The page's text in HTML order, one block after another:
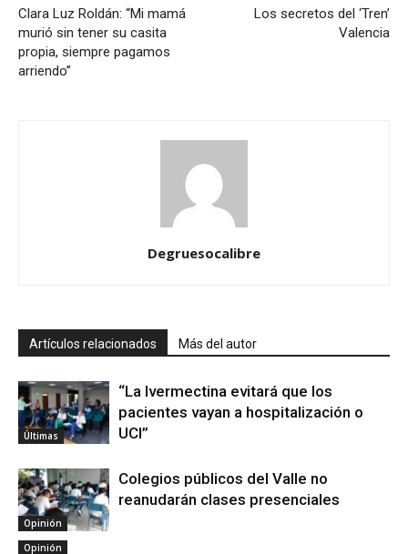
Clara Luz Roldán: “Mi mamá
murió sin tener su casita
propia, siempre pagamos
arriendo”
Los secretos del ‘Tren’
Valencia
Degruesocalibre
Artículos relacionados Más del autor
Últimas
“La Ivermectina evitará que los
pacientes vayan a hospitalización o
UCI”
Opinión
Colegios públicos del Valle no
reanudarán clases presenciales
Opinión